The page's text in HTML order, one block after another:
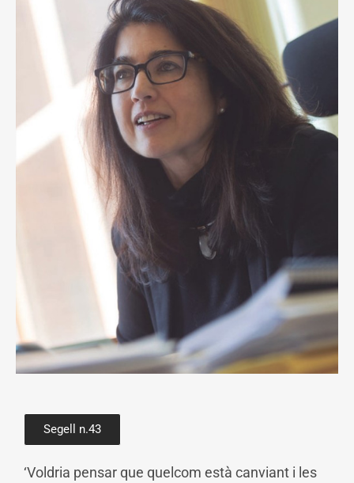
Segell n.43
‘Voldria pensar que quelcom està canviant i les